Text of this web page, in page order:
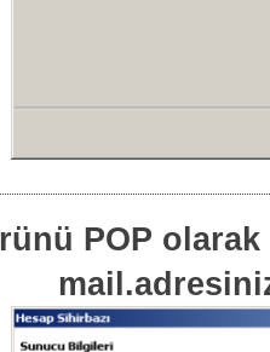
POP